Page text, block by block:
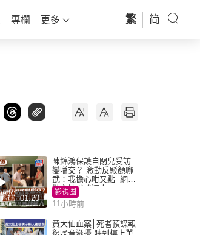
專欄 更多 繁 简
01:20
陳錦鴻保護自閉兒受訪
變嗌交？ 激動反駁顏聯
武：我擔心咁又點 網民
批主持咄咄逼人
影視圈
11小時前
黃大仙血案│死者預謀報
復噪音滋擾 聽到樓上單